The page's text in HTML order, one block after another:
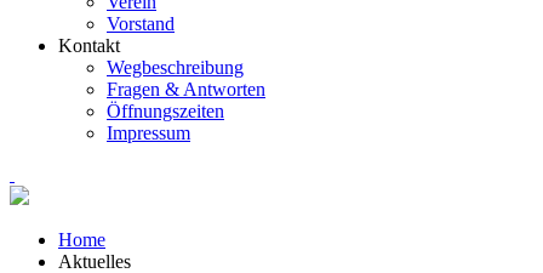
Vorstand
Kontakt
Wegbeschreibung
Fragen & Antworten
Öffnungszeiten
Impressum
Home
Aktuelles